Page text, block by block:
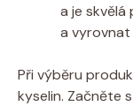
a je
a⁤
Při výběru
kyselin. ​Začněte